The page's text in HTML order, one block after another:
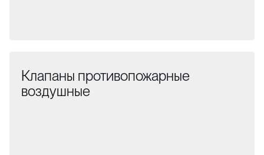
Клапаны противопожарные
воздушные